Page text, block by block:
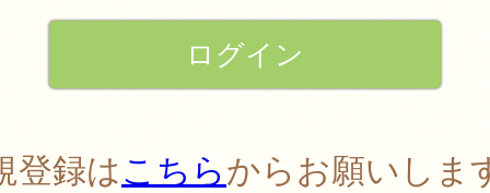
登録はこちらからお願いしま